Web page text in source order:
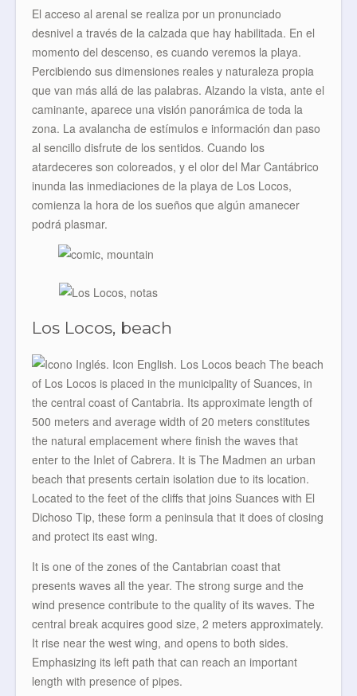
El acceso al arenal se realiza por un pronunciado
desnivel a través de la calzada que hay habilitada. En el
momento del descenso, es cuando veremos la playa.
Percibiendo sus dimensiones reales y naturaleza propia
que van más allá de las palabras. Alzando la vista, ante el
caminante, aparece una visión panorámica de toda la
zona. La avalancha de estímulos e información dan paso
al sencillo disfrute de los sentidos. Cuando los
atardeceres son coloreados, y el olor del Mar Cantábrico
inunda las inmediaciones de la playa de Los Locos,
comienza la hora de los sueños que algún amanecer
podrá plasmar.
Los Locos, beach
The beach
of Los Locos is placed in the municipality of Suances, in
the central coast of Cantabria. Its approximate length of
500 meters and average width of 20 meters constitutes
the natural emplacement where finish the waves that
enter to the Inlet of Cabrera. It is The Madmen an urban
beach that presents certain isolation due to its location.
Located to the feet of the cliffs that joins Suances with El
Dichoso Tip, these form a peninsula that it does of closing
and protect its east wing.
It is one of the zones of the Cantabrian coast that
presents waves all the year. The strong surge and the
wind presence contribute to the quality of its waves. The
central break acquires good size, 2 meters approximately.
It rise near the west wing, and opens to both sides.
Emphasizing its left path that can reach an important
length with presence of pipes.